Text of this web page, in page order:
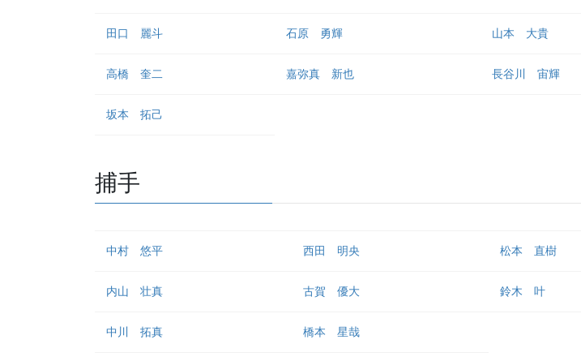
田口 麗斗 石原 勇輝 山本 大貴
高橋 奎二 嘉弥真 新也 長谷川 宙輝
坂本 拓己
捕手
中村 悠平 西田 明央 松本 直樹
内山 壮真 古賀 優大 鈴木 叶
中川 拓真 橋本 星哉